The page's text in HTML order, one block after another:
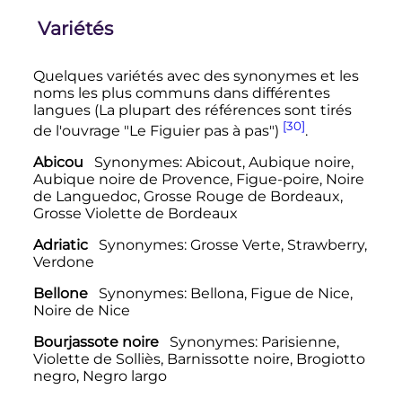
Variétés
Quelques variétés avec des synonymes et les
noms les plus communs dans différentes
langues (La plupart des références sont tirés
de l'ouvrage "Le Figuier pas à pas") [30].
Abicou Synonymes: Abicout, Aubique noire,
Aubique noire de Provence, Figue-poire, Noire
de Languedoc, Grosse Rouge de Bordeaux,
Grosse Violette de Bordeaux
AdriaticSynonymes: Grosse Verte, Strawberry,
Verdone
BelloneSynonymes: Bellona, Figue de Nice,
Noire de Nice
Bourjassote noireSynonymes: Parisienne,
Violette de Solliès, Barnissotte noire, Brogiotto
negro, Negro largo